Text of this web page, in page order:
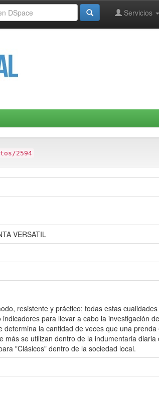
Servicios
2594
VERSATIL
resistente y práctico; todas estas
para llevar a cabo la investigación
la cantidad de veces que una
se utilizan dentro de la indumentaria diaria
"Clásicos" dentro de la sociedad local.